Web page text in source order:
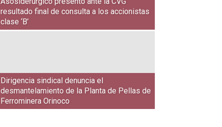
resultado final de consulta a los accionistas
clase ‘B’
Dirigencia sindical denuncia el
desmantelamiento de la Planta de Pellas de
Ferrominera Orinoco